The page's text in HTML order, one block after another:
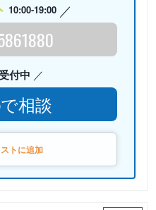
10:00-19:00
付中
相談
トに追加